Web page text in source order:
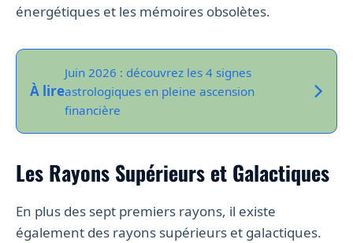
énergétiques et les mémoires obsolètes.
À lire
Juin 2026 : découvrez les 4 signes
astrologiques en pleine ascension
financière
Les Rayons Supérieurs et Galactiques
En plus des sept premiers rayons, il existe
également des rayons supérieurs et galactiques.